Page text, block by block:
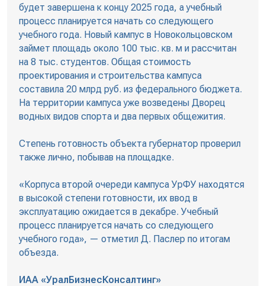
будет завершена к концу 2025 года, а учебный
процесс планируется начать со следующего
учебного года. Новый кампус в Новокольцовском
займет площадь около 100 тыс. кв. м и рассчитан
на 8 тыс. студентов. Общая стоимость
проектирования и строительства кампуса
составила 20 млрд руб. из федерального бюджета.
На территории кампуса уже возведены Дворец
водных видов спорта и два первых общежития.
Степень готовность объекта губернатор проверил
также лично, побывав на площадке.
«Корпуса второй очереди кампуса УрФУ находятся
в высокой степени готовности, их ввод в
эксплуатацию ожидается в декабре. Учебный
процесс планируется начать со следующего
учебного года», — отметил Д. Паслер по итогам
объезда.
ИАА «УралБизнесКонсалтинг»